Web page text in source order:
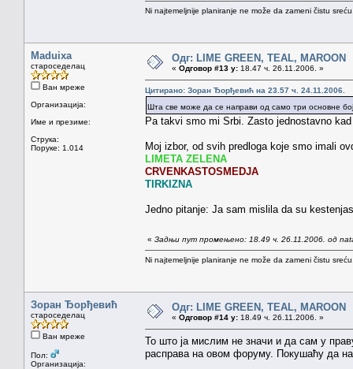
Ni najtemeljnije planiranje ne može da zameni čistu
Maduixa
староседелац
Ван мреже
Организација:
Име и презиме:
Струка:
Поруке: 1.014
Одг: LIME GREEN, TEAL, MAROON
« Одговор #13 у: 18.47 ч. 26.11.2006. »
Цитирано: Зоран Ђорђевић на 23.57 ч. 24.11.2006.
Шта све може да се направи од само три основне
Pa takvi smo mi Srbi. Zasto jednostavno
Moj izbor, od svih predloga koje smo imali
LIMETA ZELENA
CRVENKASTOSMEDJA
TIRKIZNA
Jedno pitanje: Ja sam mislila da su
« Задњи пут промењено: 18.49 ч. 26.11.2006. од
Ni najtemeljnije planiranje ne može da zameni čistu
Зоран Ђорђевић
староседелац
Ван мреже
Пол:
Организација:
Одг: LIME GREEN, TEAL, MAROON
« Одговор #14 у: 18.49 ч. 26.11.2006. »
То што ја мислим не значи и да сам у
расправа на овом форуму. Покушаћу да